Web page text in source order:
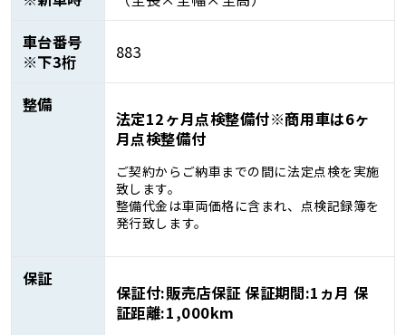
車台番号
※下3桁
883
整備
法定12ヶ月点検整備付※商用車は6ヶ
月点検整備付
ご契約からご納車までの間に法定点検を実施
致します。
整備代金は車両価格に含まれ、点検記録簿を
発行致します。
保証
保証付:販売店保証 保証期間:1ヵ月 保
証距離:1,000km